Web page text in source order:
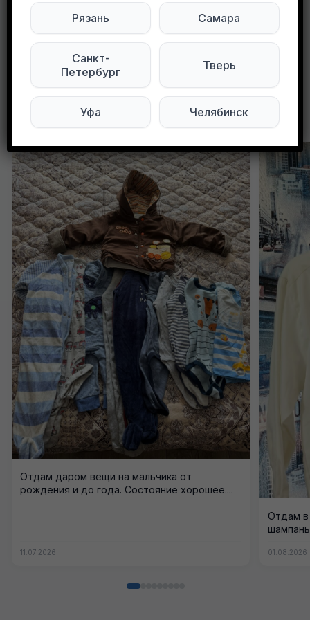
Мы в ВКонтакте
67 просмотров
Другие объявления в этом городе
Отдам даром вещи на мальчика от
рождения и до года. Состояние хорошее....
11.07.2026
Отдам в
01.08.2026
Рязань Самара
Санкт-
Петербург
Тверь
Уфа Челябинск